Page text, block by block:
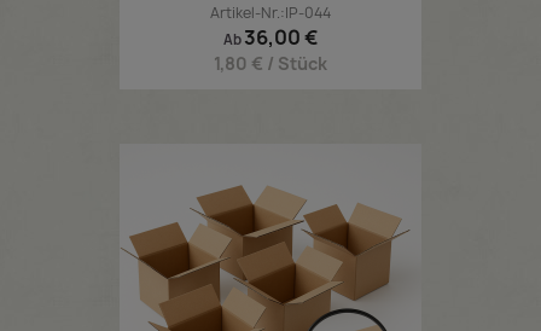
Artikel-Nr.:IP-044
Ab Preis
36,00 €
1,80 € / Stück